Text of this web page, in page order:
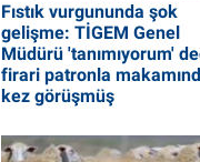
Fıstık vurgununda şok
gelişme: TİGEM Genel
Müdürü 'tanımıyorum'
firari patronla
kez görüşmüş